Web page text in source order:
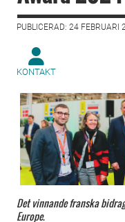
PUBLICERAD: 24 FEBRUARI
KONTAKT
Det vinnande franska
Europe.